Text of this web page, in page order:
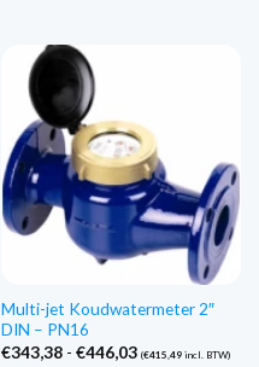
Multi-jet Koudwatermeter 2″
DIN – PN16
€343,38 - €446,03Prijsklasse:
(€415,49incl. BTW)